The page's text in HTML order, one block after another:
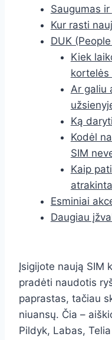
Saugumas
Kur rasti
DUK
Kiek
kortelės
Ar galiu
Ką
Kodėl
SIM
Kaip
Esminiai
Daugiau
Įsigijote naują SIM
pradėti naudotis
paprastas, tačiau
niuansų. Čia –
Pildyk, Labas,